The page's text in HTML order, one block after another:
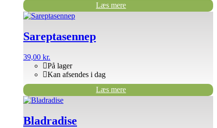
Læs mere
Sareptasennep
39,00 kr.
På lager
Kan afsendes i dag
Læs mere
Bladradise